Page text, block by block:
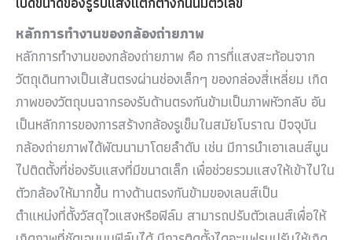
หลักการทำงานของกล้องถ่ายภาพ
หลักการทำงานของกล้องถ่ายภาพ คือ การที่แสงสะท้อนจาก
วัตถุเดินทางเป็นเส้นตรงผ่านช่องเล็กๆ ของกล่องสี่เหลี่ยม เกิด
ภาพของวัตถุบนฉากรองรับด้านตรงกันข้ามเป็นภาพหัวกลับ อัน
เป็นหลักการของการสร้างกล้องรูเข็มในสมัยโบราณ ปัจจุบัน
กล้องถ่ายภาพได้พัฒนามาโดยลำดับ เช่น มีการนำเอาเลนส์นูน
ไปติดตั้งที่ช่องรับแสงที่มีขนาดเล็ก เพื่อช่วยรวมแสงให้เข้าไปใน
ตัวกล้องให้มากขึ้น ทางด้านตรงกันข้ามของเลนส์เป็น
ตำแหน่งที่ตั้งวัสดุไวแสงหรือฟิล์ม สามารถปรับตัวเลนส์เพื่อให้